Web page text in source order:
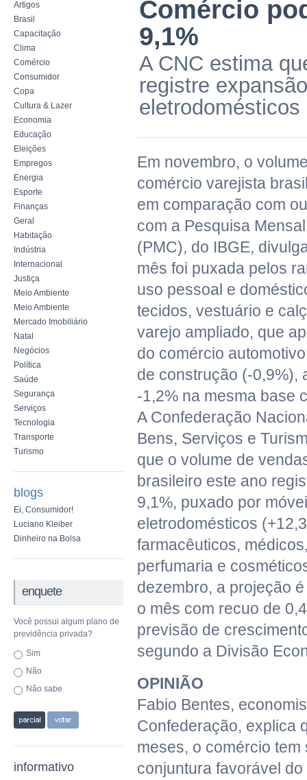
Artigos
Brasil
Capacitação
Clima
Comércio
Consumidor
Copa
Cultura & Lazer
Economia
Educação
Eleições
Empregos
Energia
Esporte
Finanças
Geral
Habitação
Indústria
Internacional
Justiça
Meio Ambiente
Meio Ambiente
Mercado Imobiliário
Natal
Negócios
Política
Saúde
Segurança
Serviços
Tecnologia
Transporte
Turismo
blogs
Ei, Consumidor!
Luciano Kleiber
Dinheiro na Bolsa
enquete
Você possui algum plano de
previdência privada?
Sim
Não
Não sabe
informativo
Comércio
9,1%
A CNC estima
registre
eletrodomésticos
Em novembro, o
comércio varejista
em comparação com
com a Pesquisa
(PMC), do IBGE,
mês foi puxada pelos
uso pessoal e
tecidos, vestuário e
varejo ampliado, que
do comércio
de construção (-0,9%),
-1,2% na mesma base
A Confederação
Bens, Serviços e
que o volume de
brasileiro este ano
9,1%, puxado por
eletrodomésticos
farmacêuticos,
perfumaria e
dezembro, a projeção
o mês com recuo de
previsão de
segundo a Divisão
OPINIÃO
Fabio Bentes,
Confederação, explica
meses, o comércio
conjuntura favorável